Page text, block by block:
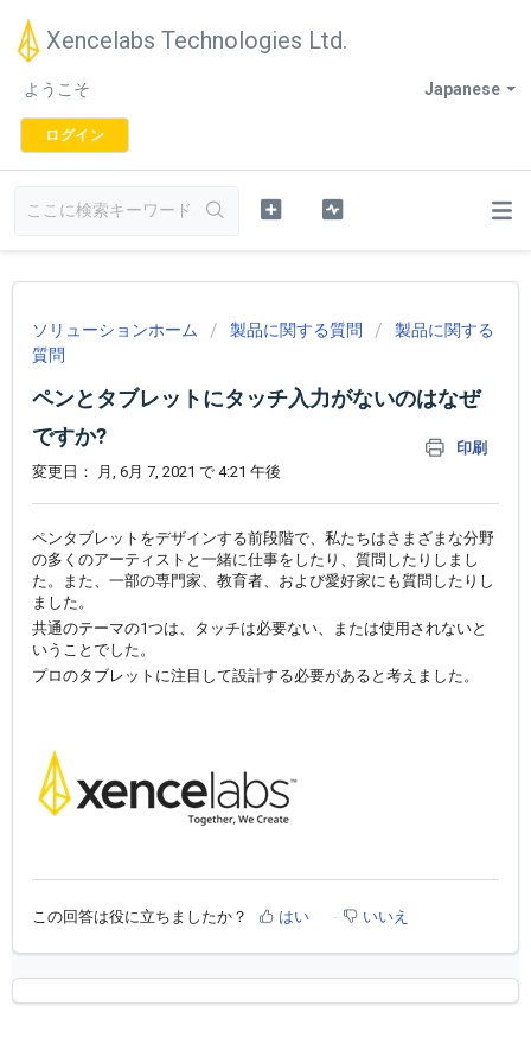
Xencelabs Technologies Ltd.
Japanese
ようこそ
ログイン
ソリューションホーム 製品に関する質問
製品に関する
質問
ペンとタブレットにタッチ入力がないのはなぜ
ですか?
印刷
変更日： 月, 6月 7, 2021 で 4:21 午後
ペンタブレットをデザインする前段階で、私たちはさまざまな分野
の多くのアーティストと一緒に仕事をしたり、質問したりしまし
た。また、一部の専門家、教育者、および愛好家にも質問したりし
ました。
共通のテーマの1つは、タッチは必要ない、または使用されないと
いうことでした。
プロのタブレットに注目して設計する必要があると考えました。
この回答は役に立ちましたか？ はい いいえ